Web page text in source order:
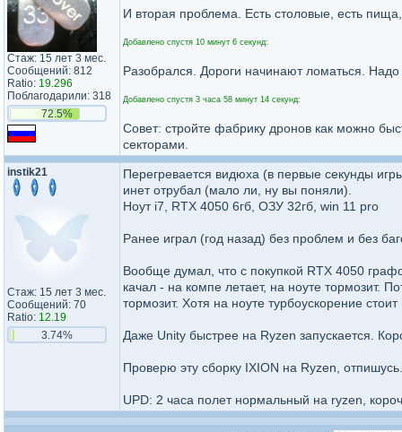
Стаж: 15 лет 3 мес.
Сообщений: 812
Ratio: 19.296
Поблагодарили: 318
72.5%
И вторая проблема. Есть столовые, есть
Добавлено спустя 10 минут 6 секунд:
Разобрался. Дороги начинают ломаться.
Добавлено спустя 3 часа 58 минут 14 секунд:
Совет: стройте фабрику дронов как можно
секторами.
instik21
Стаж: 15 лет 3 мес.
Сообщений: 70
Ratio: 12.19
3.74%
Перегревается видюха (в первые секунды
инет отрубал (мало ли, ну вы поняли).
Ноут i7, RTX 4050 6гб, ОЗУ 32гб, win 11 pro
Ранее играл (год назад) без проблем и без
Вообще думал, что с покупкой RTX 4050
качал - на компе летает, на ноуте тормозит.
тормозит. Хотя на ноуте турбоускорение
Даже Unity быстрее на Ryzen запускается.
Проверю эту сборку IXION на Ryzen, отпишусь.
UPD: 2 часа полет нормальный на ryzen,